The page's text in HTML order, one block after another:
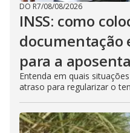
DO R7/08/08/2026
INSS: como
documentação
para a
Entenda em quais
atraso para regularizar o